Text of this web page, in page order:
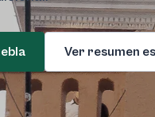
Ver resumen